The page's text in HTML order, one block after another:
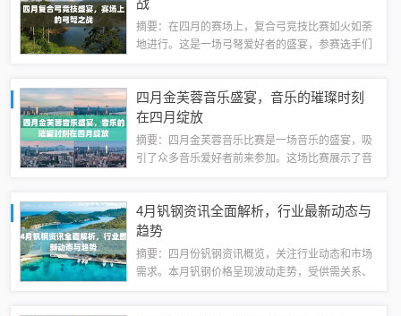
战
摘要：在四月的赛场上，复合弓竞技比赛如火如荼
地进行。这是一场弓弩爱好者的盛宴，参赛选手们
背景复合弓作为一种集传统与现代技术于一体...
四月金芙蓉音乐盛宴，音乐的璀璨时刻
在四月绽放
摘要：四月金芙蓉音乐比赛是一场音乐的盛宴，吸
引了众多音乐爱好者前来参加。这场比赛展示了音
赛为音乐爱好者提供了一个展示才华的平台，也...
4月钒钢资讯全面解析，行业最新动态与
趋势
摘要：四月份钒钢资讯概览，关注行业动态和市场
需求。本月钒钢价格呈现波动走势，受供需关系、